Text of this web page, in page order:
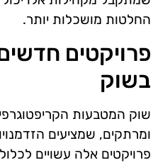
החלטות מושכלות יותר.
פרויקטים
בשוק
שוק המטבעות
ומרתקים, שמציעים
פרויקטים אלה עשויים